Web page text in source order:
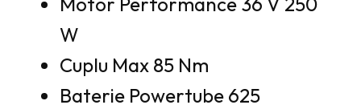
W
Cuplu Max 85 Nm
Baterie Powertube 625